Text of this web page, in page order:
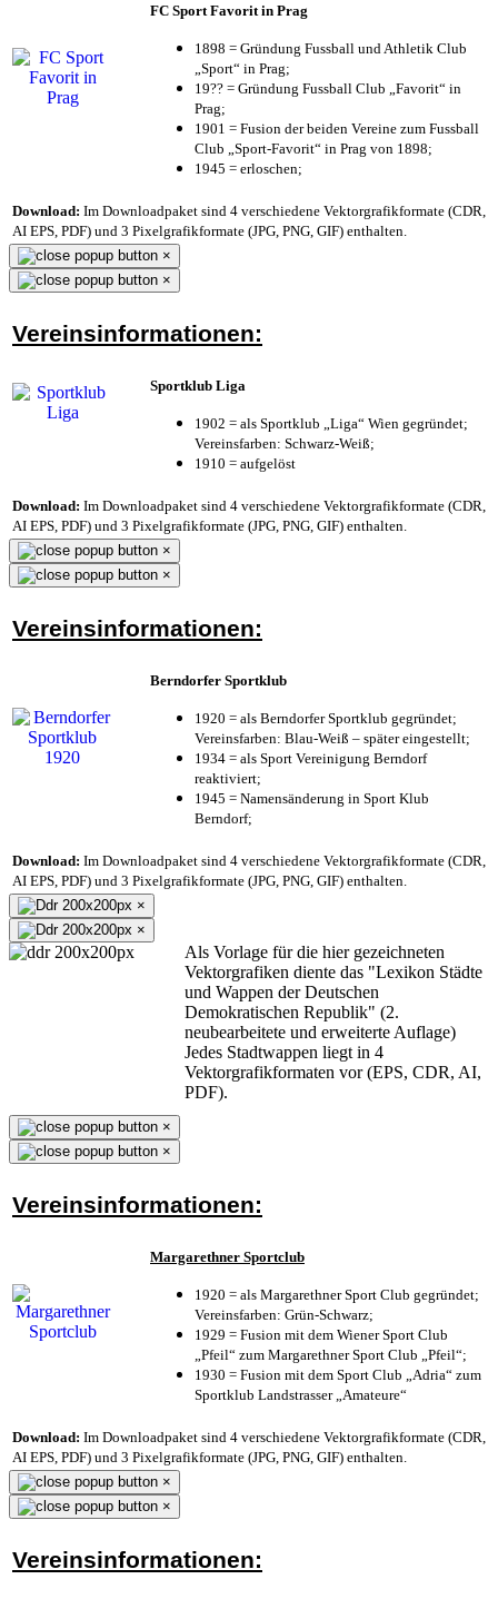
FC Sport Favorit in Prag
1898 = Gründung Fussball und Athletik Club
„Sport“ in Prag;
19?? = Gründung Fussball Club „Favorit“ in
Prag;
1901 = Fusion der beiden Vereine zum Fussball
Club „Sport-Favorit“ in Prag von 1898;
1945 = erloschen;
Download: Im Downloadpaket sind 4 verschiedene Vektorgrafikformate (CDR,
AI EPS, PDF) und 3 Pixelgrafikformate (JPG, PNG, GIF) enthalten.
×
×
Vereinsinformationen:
Sportklub Liga
1902 = als Sportklub „Liga“ Wien gegründet;
Vereinsfarben: Schwarz-Weiß;
1910 = aufgelöst
Download: Im Downloadpaket sind 4 verschiedene Vektorgrafikformate (CDR,
AI EPS, PDF) und 3 Pixelgrafikformate (JPG, PNG, GIF) enthalten.
×
×
Vereinsinformationen:
Berndorfer Sportklub
1920 = als Berndorfer Sportklub gegründet;
Vereinsfarben: Blau-Weiß – später eingestellt;
1934 = als Sport Vereinigung Berndorf
reaktiviert;
1945 = Namensänderung in Sport Klub
Berndorf;
Download: Im Downloadpaket sind 4 verschiedene Vektorgrafikformate (CDR,
AI EPS, PDF) und 3 Pixelgrafikformate (JPG, PNG, GIF) enthalten.
×
×
Als Vorlage für die hier gezeichneten
Vektorgrafiken diente das "Lexikon Städte
und Wappen der Deutschen
Demokratischen Republik" (2.
neubearbeitete und erweiterte Auflage)
Jedes Stadtwappen liegt in 4
Vektorgrafikformaten vor (EPS, CDR, AI,
PDF).
×
×
Vereinsinformationen:
Margarethner Sportclub
1920 = als Margarethner Sport Club gegründet;
Vereinsfarben: Grün-Schwarz;
1929 = Fusion mit dem Wiener Sport Club
„Pfeil“ zum Margarethner Sport Club „Pfeil“;
1930 = Fusion mit dem Sport Club „Adria“ zum
Sportklub Landstrasser „Amateure“
Download: Im Downloadpaket sind 4 verschiedene Vektorgrafikformate (CDR,
AI EPS, PDF) und 3 Pixelgrafikformate (JPG, PNG, GIF) enthalten.
×
×
Vereinsinformationen: